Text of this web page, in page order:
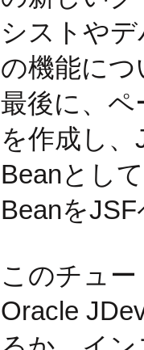
シストや
の機能に
最後に、
を作成し
Beanとし
Beanを
このチュ
Oracle